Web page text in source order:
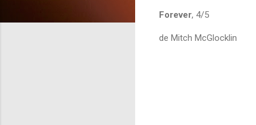
Forever, 4/5
de Mitch McGlocklin